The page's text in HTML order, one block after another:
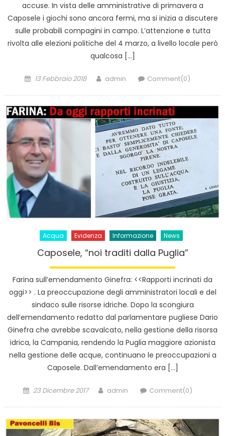
accuse. In vista delle amministrative di primavera a
Caposele i giochi sono ancora fermi, ma si inizia a discutere
sulle probabili compagini in campo. L’attenzione e tutta
rivolta alle elezioni politiche del 4 marzo, a livello locale però
qualcosa […]
Posted
13 Febbraio 2018 Author
admin Comment(0)
Acqua Evidenza Informazione News
Caposele, “noi traditi dalla Puglia”
Farina sull’emendamento Ginefra: <<Rapporti incrinati da
oggi>> . La preoccupazione degli amministratori locali e del
sindaco sulle risorse idriche. Dopo la scongiura
dell’emendamento redatto dal parlamentare pugliese Dario
Ginefra che avrebbe scavalcato, nella gestione della risorsa
idrica, la Campania, rendendo la Puglia maggiore azionista
nella gestione delle acque, continuano le preoccupazioni a
Caposele. Dall’emendamento era […]
Posted
23 Dicembre 2017 Author
admin Comment(0)